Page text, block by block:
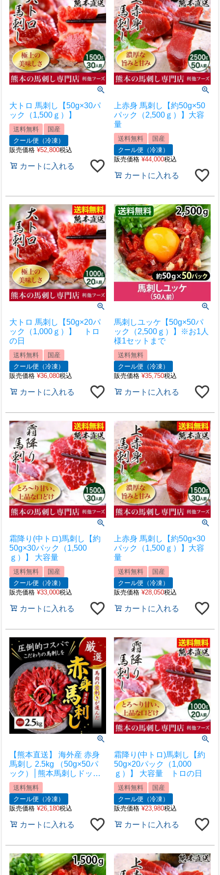
大トロ 馬刺し【50g×30パ
ック（1,500ｇ）】
送料無料
国産
クール便（冷凍）
販売価格 ¥52,800税込
カートに入れる
上赤身 馬刺し【約50g×50
パック（2,500ｇ）】大容
量
送料無料
国産
クール便（冷凍）
販売価格 ¥44,000税込
カートに入れる
大トロ 馬刺し【50g×20パ
ック（1,000ｇ）】 トロ
の日
送料無料
国産
クール便（冷凍）
販売価格 ¥36,080税込
カートに入れる
馬刺しユッケ【50g×50パ
ック（2,500ｇ）】※お1人
様1セットまで
送料無料
クール便（冷凍）
販売価格 ¥35,750税込
カートに入れる
霜降り(中トロ)馬刺し【約
50g×30パック（1,500
ｇ）】 大容量
送料無料
国産
クール便（冷凍）
販売価格 ¥33,000税込
カートに入れる
上赤身 馬刺し【約50g×30
パック（1,500ｇ）】大容
量
送料無料
国産
クール便（冷凍）
販売価格 ¥28,050税込
カートに入れる
【熊本直送】 海外産 赤身
馬刺し 2.5kg （50g×50パ
ック）│熊本馬刺しドット
コム│熊本馬刺し 馬刺し通
販 馬刺し専門店 馬刺しお
取り寄せ 利他フーズ
送料無料
クール便（冷凍）
販売価格 ¥26,180税込
カートに入れる
霜降り(中トロ)馬刺し【約
50g×20パック（1,000
ｇ）】 大容量 トロの日
送料無料
国産
クール便（冷凍）
販売価格 ¥23,980税込
カートに入れる